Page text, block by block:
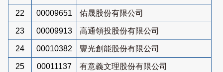
22 00009651 佑晟股份有限公司
23 00009913 高通領投股份有限公司
24 00010382 豐光創能股份有限公司
25 00011137 有意義文理股份有限公司